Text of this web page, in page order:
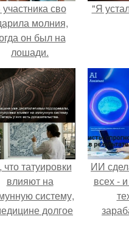
сво
молния,
он был на
лошади.
"Я
что татуировки
влияют на
систему,
долгое
ИИ
всех -